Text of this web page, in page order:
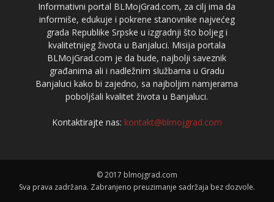
Informativni portal BLMojGrad.com, za cilj ima da
informiše, edukuje i pokrene stanovnike najvećeg
grada Republike Srpske u izgradnji što boljeg i
kvalitetnijeg života u Banjaluci. Misija portala
BLMojGrad.com je da bude, najbolji saveznik
građanima ali i nadležnim službama u Gradu
Banjaluci kako bi zajedno, sa najboljim namjerama
poboljšali kvalitet života u Banjaluci.
Kontaktirajte nas: kontakt@blmojgrad.com
© 2017 blmojgrad.com
Sva prava zadržana. Zabranjeno preuzimanje sadržaja bez dozvole.